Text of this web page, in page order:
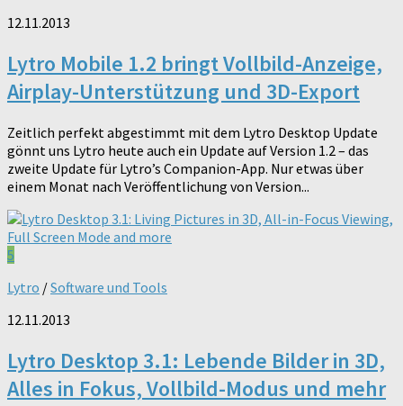
12.11.2013
Lytro Mobile 1.2 bringt Vollbild-Anzeige,
Airplay-Unterstützung und 3D-Export
Zeitlich perfekt abgestimmt mit dem Lytro Desktop Update
gönnt uns Lytro heute auch ein Update auf Version 1.2 – das
zweite Update für Lytro’s Companion-App. Nur etwas über
einem Monat nach Veröffentlichung von Version...
5
Lytro /Software und Tools
12.11.2013
Lytro Desktop 3.1: Lebende Bilder in 3D,
Alles in Fokus, Vollbild-Modus und mehr